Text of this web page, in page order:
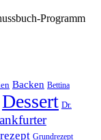
Programm
Backen Bettina
Dessert Dr.
Grundrezept